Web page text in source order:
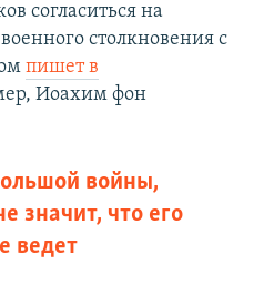
согласиться на
столкновения с
пишет в
Иоахим фон
войны,
значит, что его
ведет